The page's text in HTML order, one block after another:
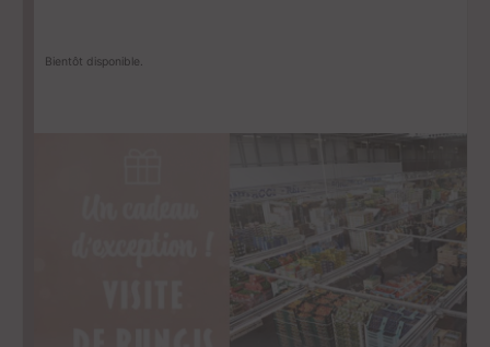
Bientôt disponible.